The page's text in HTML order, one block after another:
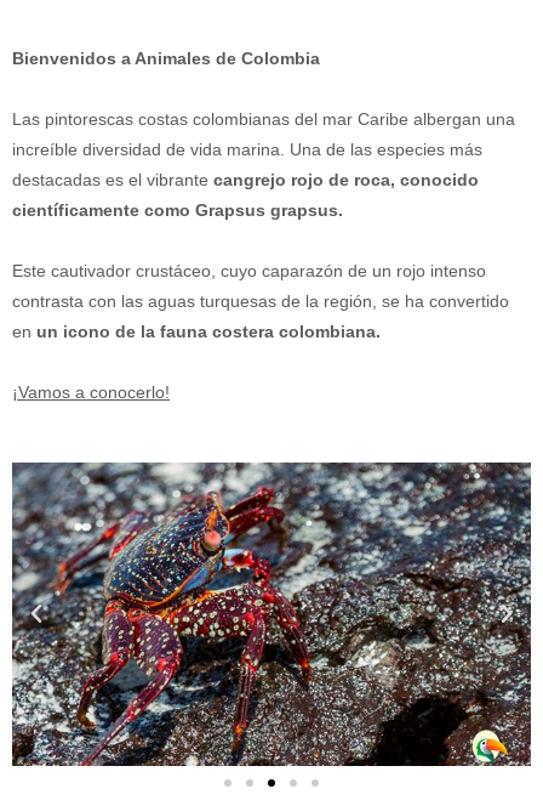
Bienvenidos a Animales de Colombia
Las pintorescas costas colombianas del mar Caribe albergan una
increíble diversidad de vida marina. Una de las especies más
destacadas es el vibrante cangrejo rojo de roca, conocido
científicamente como Grapsus grapsus.
Este cautivador crustáceo, cuyo caparazón de un rojo intenso
contrasta con las aguas turquesas de la región, se ha convertido
en un icono de la fauna costera colombiana.
¡Vamos a conocerlo!